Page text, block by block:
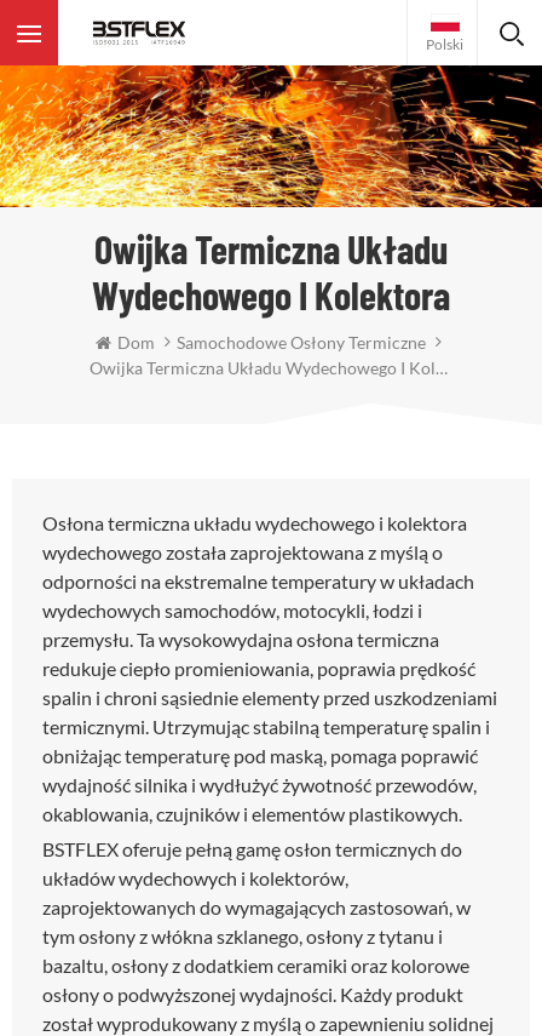
Polski
Owijka Termiczna Układu
Wydechowego I Kolektora
Dom
Samochodowe Osłony Termiczne
Owijka Termiczna Układu Wydechowego I Kolektora
Osłona termiczna układu wydechowego i kolektora
wydechowego została zaprojektowana z myślą o
odporności na ekstremalne temperatury w układach
wydechowych samochodów, motocykli, łodzi i
przemysłu. Ta wysokowydajna osłona termiczna
redukuje ciepło promieniowania, poprawia prędkość
spalin i chroni sąsiednie elementy przed uszkodzeniami
termicznymi. Utrzymując stabilną temperaturę spalin i
obniżając temperaturę pod maską, pomaga poprawić
wydajność silnika i wydłużyć żywotność przewodów,
okablowania, czujników i elementów plastikowych.
BSTFLEX oferuje pełną gamę osłon termicznych do
układów wydechowych i kolektorów,
zaprojektowanych do wymagających zastosowań, w
tym osłony z włókna szklanego, osłony z tytanu i
bazaltu, osłony z dodatkiem ceramiki oraz kolorowe
osłony o podwyższonej wydajności. Każdy produkt
został wyprodukowany z myślą o zapewnieniu solidnej